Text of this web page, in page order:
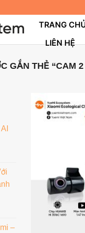
TRANG
LIÊN HỆ
GẮN THẺ “CAM 2
–